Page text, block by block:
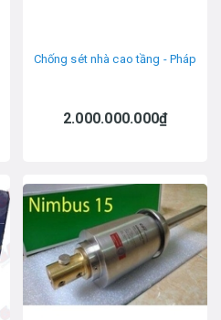
Chống sét nhà cao tầng - Pháp
2.000.000.000₫